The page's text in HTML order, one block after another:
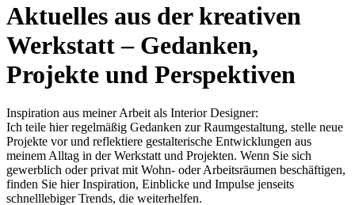
Aktuelles aus der kreativen
Werkstatt – Gedanken,
Projekte und Perspektiven
Inspiration aus meiner Arbeit als Interior Designer:
Ich teile hier regelmäßig Gedanken zur Raumgestaltung, stelle neue
Projekte vor und reflektiere gestalterische Entwicklungen aus
meinem Alltag in der Werkstatt und Projekten. Wenn Sie sich
gewerblich oder privat mit Wohn- oder Arbeitsräumen beschäftigen,
finden Sie hier Inspiration, Einblicke und Impulse jenseits
schnelllebiger Trends, die weiterhelfen.